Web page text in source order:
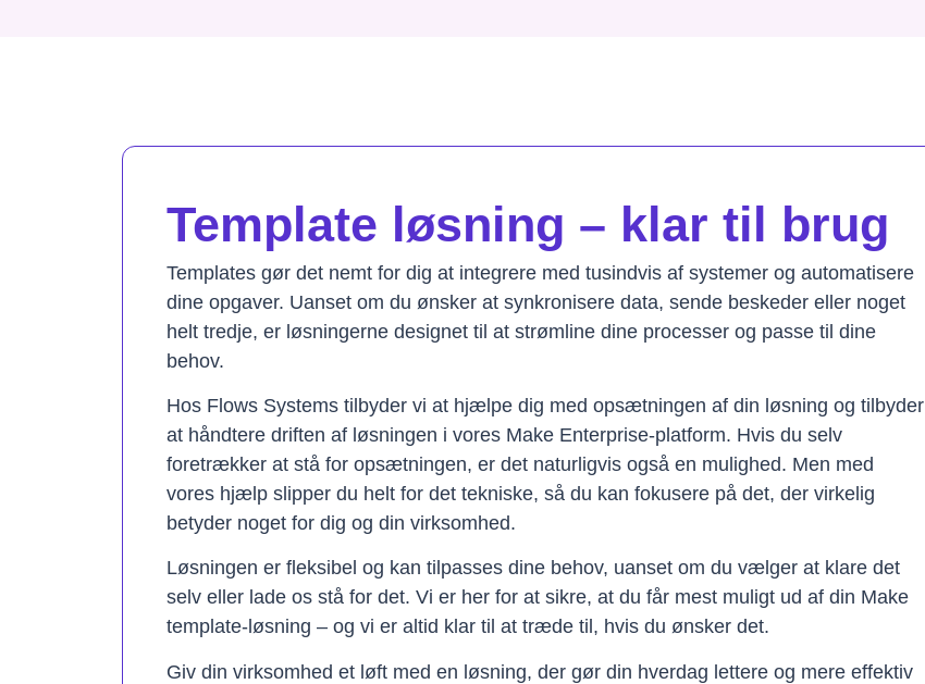
Template løsning – klar til brug
Templates gør det nemt for dig at integrere med tusindvis af systemer og automatisere
dine opgaver. Uanset om du ønsker at synkronisere data, sende beskeder eller noget
helt tredje, er løsningerne designet til at strømline dine processer og passe til dine
behov.
Hos Flows Systems tilbyder vi at hjælpe dig med opsætningen af din løsning og tilbyder
at håndtere driften af løsningen i vores Make Enterprise-platform. Hvis du selv
foretrækker at stå for opsætningen, er det naturligvis også en mulighed. Men med
vores hjælp slipper du helt for det tekniske, så du kan fokusere på det, der virkelig
betyder noget for dig og din virksomhed.
Løsningen er fleksibel og kan tilpasses dine behov, uanset om du vælger at klare det
selv eller lade os stå for det. Vi er her for at sikre, at du får mest muligt ud af din Make
template-løsning – og vi er altid klar til at træde til, hvis du ønsker det.
Giv din virksomhed et løft med en løsning, der gør din hverdag lettere og mere effektiv